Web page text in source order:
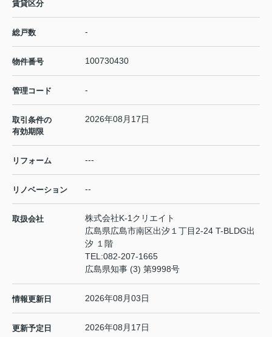
賃貸区分
総戸数 -
物件番号 100730430
管理コード -
取引条件の
有効期限
2026年08月17日
リフォーム ---
リノベーション --
取扱会社
株式会社K-1クリエイト
広島県広島市南区出汐１丁目2-24 T-BLDG出
汐 １階
TEL:082-207-1665
広島県知事 (3) 第9998号
情報更新日 2026年08月03日
更新予定日 2026年08月17日